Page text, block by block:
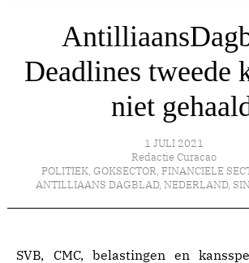
Deadlines tweede
niet
1 JULI 2021
Redactie Curacao
POLITIEK, GOKSECTOR, FINANCIELE
ANTILLIAANS DAGBLAD, NEDERLAND,
SVB, CMC, belastingen en